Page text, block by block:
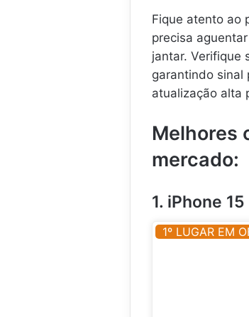
u
n
g
G
l
x
y
A
1
5
G
,
2
Fique atento ao
precisa
jantar. Verifique
garantindo sinal
atualização alta
Melhores
mercado:
1. iPhone
1º LUGAR EM